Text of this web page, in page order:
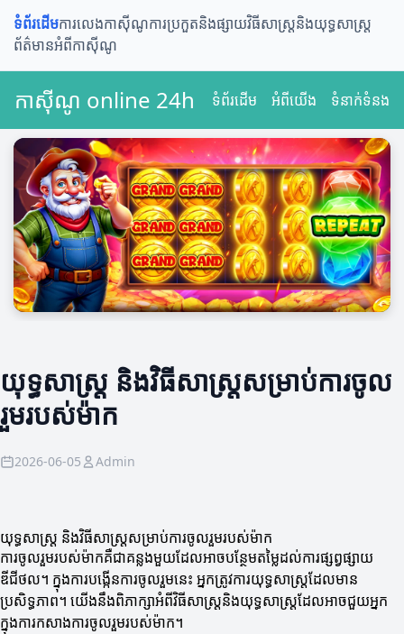
ទំព័រដើមការលេងកាស៊ីណូការប្រកួតនិងផ្សាយវិធីសាស្ត្រនិងយុទ្ធសាស្ត្រ
ព័ត៌មានអំពីកាស៊ីណូ
កាស៊ីណូ online 24h ទំព័រដើម អំពីយើង ទំនាក់ទំនង
យុទ្ធសាស្ត្រ និងវិធីសាស្ត្រសម្រាប់ការចូល
រួមរបស់ម៉ាក
2026-06-05 Admin
យុទ្ធសាស្ត្រ និងវិធីសាស្ត្រសម្រាប់ការចូលរួមរបស់ម៉ាក
ការចូលរួមរបស់ម៉ាកគឺជាគន្លងមួយដែលអាចបន្ថែមតម្លៃដល់ការផ្សព្វផ្សាយ
ឌីជីថល។ ក្នុងការបង្កើនការចូលរួមនេះ អ្នកត្រូវការយុទ្ធសាស្ត្រដែលមាន
ប្រសិទ្ធភាព។ យើងនឹងពិភាក្សាអំពីវិធីសាស្ត្រនិងយុទ្ធសាស្ត្រដែលអាចជួយអ្នក
ក្នុងការកសាងការចូលរួមរបស់ម៉ាក។